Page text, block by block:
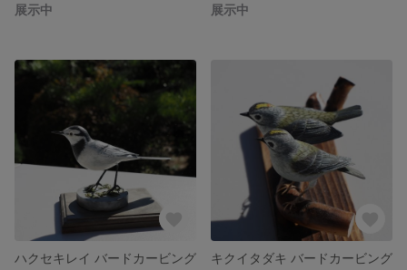
展示中
展示中
ハクセキレイ バードカービング
キクイタダキ バードカービング